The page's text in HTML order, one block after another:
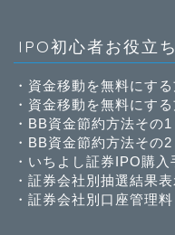
IPO初心者お役立
・ 資金移動を無料にす
・ 資金移動を無料にす
・ BB資金節約方法その1
・ BB資金節約方法その2
・ いちよし証券IPO購入
・ 証券会社別抽選結果
・ 証券会社別口座管理